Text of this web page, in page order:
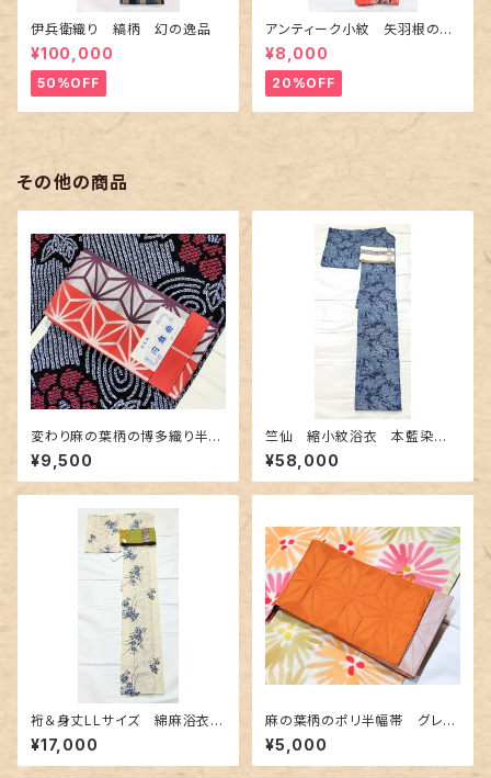
伊兵衛織り 縞柄 幻の逸品
¥100,000
50%OFF
アンティーク小紋 矢羽根の地
紋に短冊柄 裄６６cm
¥8,000
20%OFF
その他の商品
変わり麻の葉柄の博多織り半幅
帯 未使用品
¥9,500
竺仙 縮小紋浴衣 本藍染
め〜長板中形の華やか花と扇
柄〜
¥58,000
裄＆身丈LLサイズ 綿麻浴衣
クレマチスと麻の葉柄
¥17,000
麻の葉柄のポリ半幅帯 グレー
✕オレンジ
¥5,000